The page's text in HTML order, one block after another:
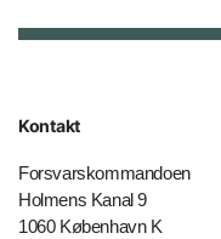
Kontakt
Forsvarskommandoen
Holmens Kanal 9
1060 København K